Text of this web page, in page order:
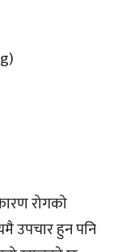
रोगको
उपचार हुन पनि